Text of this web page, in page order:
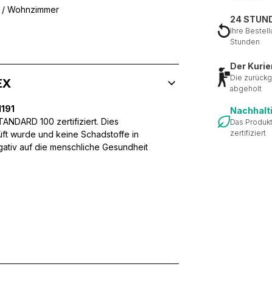
24
Ihre
Stunden
Der
Die
abgeholt
Das
zertifiziert
Wohnzimmer
100 zertifiziert. Dies
wurde und keine Schadstoffe in
auf die menschliche Gesundheit
Inhalte und Anzeigen zu personalisieren, um Funktionen für
soziale Medien, Werbung und Analysen weiter. Diese Partner
die Sie ihnen bereitgestellt haben oder die sie im